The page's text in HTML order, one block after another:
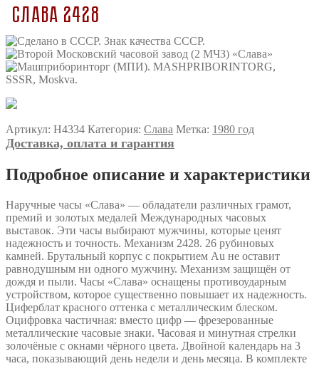
Слава 2428
Артикул: Н4334 Категория: Слава Метка: 1980 год
Доставка, оплата и гарантия
Подробное описание и характеристики
Наручные часы «Слава» — обладатели различных грамот,
премий и золотых медалей Международных часовых
выставок. Эти часы выбирают мужчины, которые ценят
надежность и точность. Механизм 2428. 26 рубиновых
камней. Брутальный корпус с покрытием Au не оставит
равнодушным ни одного мужчину. Механизм защищён от
дождя и пыли. Часы «Слава» оснащены противоударным
устройством, которое существенно повышает их надежность.
Циферблат красного оттенка с металлическим блеском.
Оцифровка частичная: вместо цифр — фрезерованные
металлические часовые знаки. Часовая и минутная стрелки
золочёные с окнами чёрного цвета. Двойной календарь на 3
часа, показывающий день недели и день месяца. В комплекте